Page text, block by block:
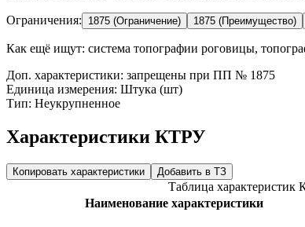
Ограничения: 1875 (Ограничение) 1875 (Преимущество)
Как ещё ищут: система топографии роговицы,
Доп. характеристики: запрещены при ПП № 1875
Единица измерения: Штука (шт)
Тип: Неукрупненное
Характеристики КТРУ
Копировать характеристики Добавить в ТЗ
Таблица характеристик
Наименование характеристики